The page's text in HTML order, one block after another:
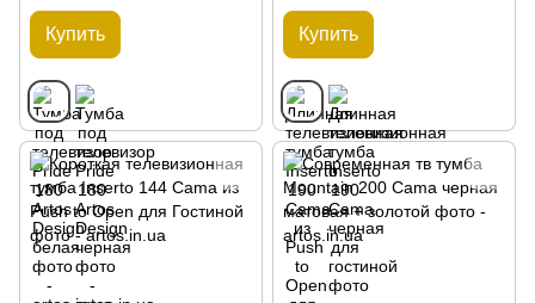
Купить Купить